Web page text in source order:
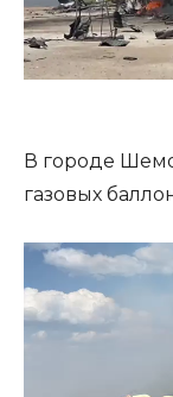
В городе
газовых
и
д